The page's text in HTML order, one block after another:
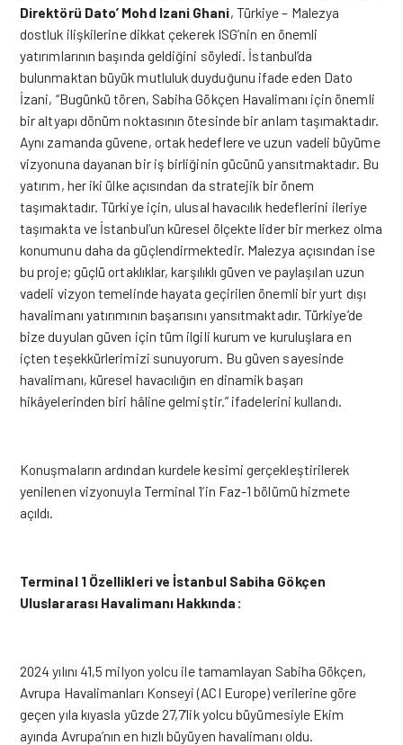
Direktörü Dato’ Mohd Izani Ghani, Türkiye – Malezya
dostluk ilişkilerine dikkat çekerek ISG’nin en önemli
yatırımlarının başında geldiğini söyledi. İstanbul’da
bulunmaktan büyük mutluluk duyduğunu ifade eden Dato
İzani, “Bugünkü tören, Sabiha Gökçen Havalimanı için önemli
bir altyapı dönüm noktasının ötesinde bir anlam taşımaktadır.
Aynı zamanda güvene, ortak hedeflere ve uzun vadeli büyüme
vizyonuna dayanan bir iş birliğinin gücünü yansıtmaktadır. Bu
yatırım, her iki ülke açısından da stratejik bir önem
taşımaktadır. Türkiye için, ulusal havacılık hedeflerini ileriye
taşımakta ve İstanbul’un küresel ölçekte lider bir merkez olma
konumunu daha da güçlendirmektedir. Malezya açısından ise
bu proje; güçlü ortaklıklar, karşılıklı güven ve paylaşılan uzun
vadeli vizyon temelinde hayata geçirilen önemli bir yurt dışı
havalimanı yatırımının başarısını yansıtmaktadır. Türkiye’de
bize duyulan güven için tüm ilgili kurum ve kuruluşlara en
içten teşekkürlerimizi sunuyorum. Bu güven sayesinde
havalimanı, küresel havacılığın en dinamik başarı
hikâyelerinden biri hâline gelmiştir.” ifadelerini kullandı.
Konuşmaların ardından kurdele kesimi gerçekleştirilerek
yenilenen vizyonuyla Terminal 1’in Faz-1 bölümü hizmete
açıldı.
Terminal 1 Özellikleri ve İstanbul Sabiha Gökçen
Uluslararası Havalimanı Hakkında:
2024 yılını 41,5 milyon yolcu ile tamamlayan Sabiha Gökçen,
Avrupa Havalimanları Konseyi (ACI Europe) verilerine göre
geçen yıla kıyasla yüzde 27,7’lik yolcu büyümesiyle Ekim
ayında Avrupa’nın en hızlı büyüyen havalimanı oldu.